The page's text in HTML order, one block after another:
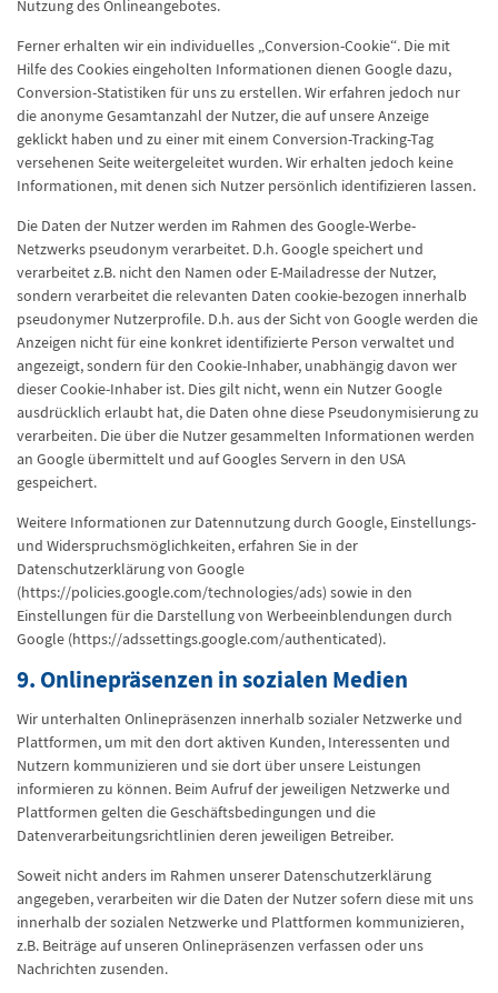
Nutzung des Onlineangebotes.
Ferner erhalten wir ein individuelles „Conversion-Cookie“. Die mit
Hilfe des Cookies eingeholten Informationen dienen Google dazu,
Conversion-Statistiken für uns zu erstellen. Wir erfahren jedoch nur
die anonyme Gesamtanzahl der Nutzer, die auf unsere Anzeige
geklickt haben und zu einer mit einem Conversion-Tracking-Tag
versehenen Seite weitergeleitet wurden. Wir erhalten jedoch keine
Informationen, mit denen sich Nutzer persönlich identifizieren lassen.
Die Daten der Nutzer werden im Rahmen des Google-Werbe-
Netzwerks pseudonym verarbeitet. D.h. Google speichert und
verarbeitet z.B. nicht den Namen oder E-Mailadresse der Nutzer,
sondern verarbeitet die relevanten Daten cookie-bezogen innerhalb
pseudonymer Nutzerprofile. D.h. aus der Sicht von Google werden die
Anzeigen nicht für eine konkret identifizierte Person verwaltet und
angezeigt, sondern für den Cookie-Inhaber, unabhängig davon wer
dieser Cookie-Inhaber ist. Dies gilt nicht, wenn ein Nutzer Google
ausdrücklich erlaubt hat, die Daten ohne diese Pseudonymisierung zu
verarbeiten. Die über die Nutzer gesammelten Informationen werden
an Google übermittelt und auf Googles Servern in den USA
gespeichert.
Weitere Informationen zur Datennutzung durch Google, Einstellungs-
und Widerspruchsmöglichkeiten, erfahren Sie in der
Datenschutzerklärung von Google
(https://policies.google.com/technologies/ads) sowie in den
Einstellungen für die Darstellung von Werbeeinblendungen durch
Google (https://adssettings.google.com/authenticated).
9. Onlinepräsenzen in sozialen Medien
Wir unterhalten Onlinepräsenzen innerhalb sozialer Netzwerke und
Plattformen, um mit den dort aktiven Kunden, Interessenten und
Nutzern kommunizieren und sie dort über unsere Leistungen
informieren zu können. Beim Aufruf der jeweiligen Netzwerke und
Plattformen gelten die Geschäftsbedingungen und die
Datenverarbeitungsrichtlinien deren jeweiligen Betreiber.
Soweit nicht anders im Rahmen unserer Datenschutzerklärung
angegeben, verarbeiten wir die Daten der Nutzer sofern diese mit uns
innerhalb der sozialen Netzwerke und Plattformen kommunizieren,
z.B. Beiträge auf unseren Onlinepräsenzen verfassen oder uns
Nachrichten zusenden.